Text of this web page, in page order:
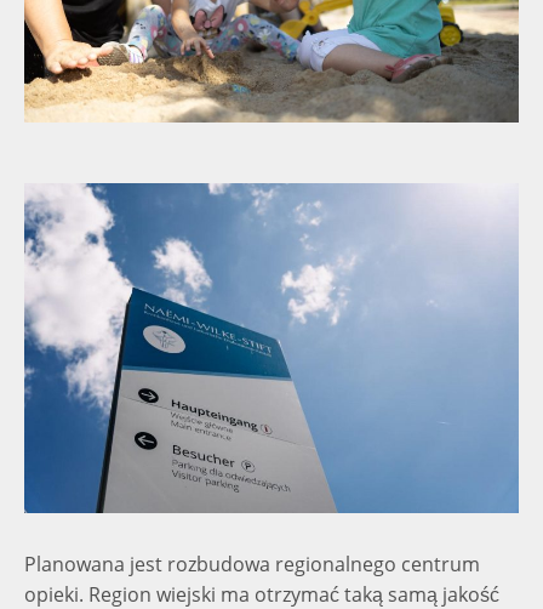
Planowana jest rozbudowa regionalnego centrum
opieki. Region wiejski ma otrzymać taką samą jakość